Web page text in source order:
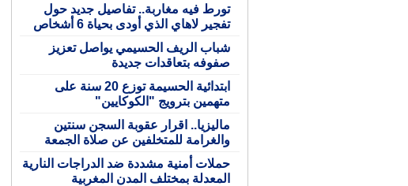
تورط فيه مغاربة.. تفاصيل جديد حول
تفجير لاهاي الذي أودى بحياة 6 أشخاص
شباب الريف الحسيمي يواصل تعزيز
صفوفه بتعاقدات جديدة
ابتدائية الحسيمة توزع 20 سنة على
متهمين بترويج "الكوكايين"
ماليزيا.. اقرار عقوبة السجن سنتين
والغرامة للمتخلفين عن صلاة الجمعة
حملات أمنية مشددة ضد الدراجات النارية
المعدلة بمختلف المدن المغربية